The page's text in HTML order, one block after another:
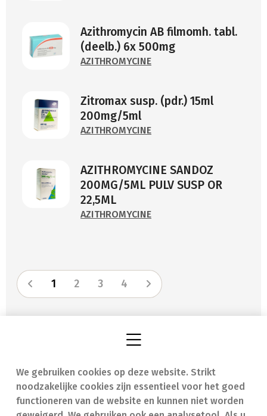
We gebruiken cookies op deze website. Strikt
noodzakelijke cookies zijn essentieel voor het goed
functioneren van de website en kunnen niet worden
Azithromycin AB filmomh. tabl.
(deelb.) 6x 500mg
AZITHROMYCINE
Zitromax susp. (pdr.) 15ml
200mg/5ml
AZITHROMYCINE
AZITHROMYCINE SANDOZ
200MG/5ML PULV SUSP OR
22,5ML
AZITHROMYCINE
1 2 3 4
Vind een apotheek
Onze expertise
In geval van nood
Contact